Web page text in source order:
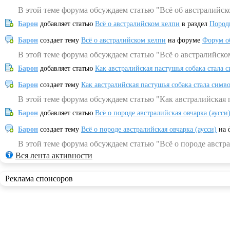
В этой теме форума обсуждаем статью "Всё об
Барон добавляет статью Всё о австралийском келпи в раздел
Барон создает тему Всё о австралийском келпи на форуме Форум
В этой теме форума обсуждаем статью "Всё о
Барон добавляет статью Как австралийская пастушья собака
Барон создает тему Как австралийская пастушья собака стала
В этой теме форума обсуждаем статью "Как
Барон добавляет статью Всё о породе австралийская овчарка (аусси)
Барон создает тему Всё о породе австралийская овчарка (аусси) на
В этой теме форума обсуждаем статью "Всё о породе
Вся лента активности
Реклама спонсоров